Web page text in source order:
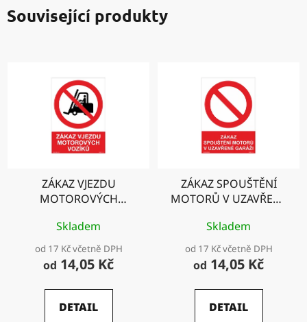
Související produkty
ZÁKAZ VJEZDU
MOTOROVÝCH
Skladem
od 17 Kč včetně DPH
od 14,05 Kč
DETAIL
ZÁKAZ SPOUŠTĚNÍ
MOTORŮ V UZAVŘENÉ
Skladem
od 17 Kč včetně DPH
od 14,05 Kč
DETAIL